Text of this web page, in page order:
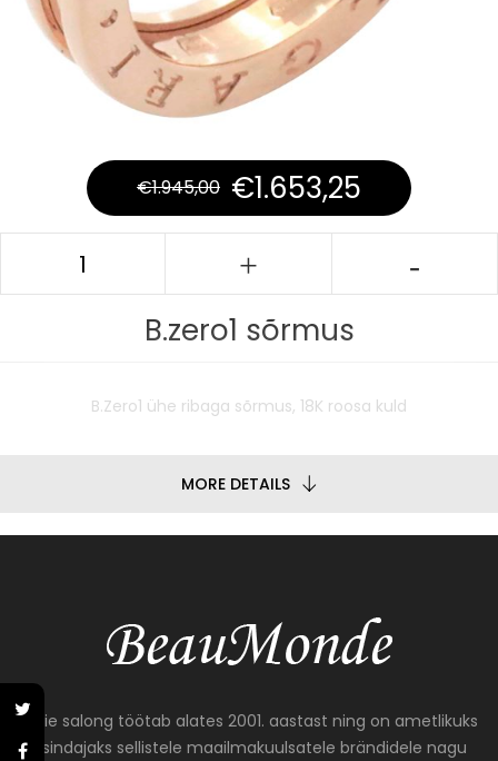
B.zero1 sõrmus
€1.945,00 €1.653,25
B.Zero1 ühe ribaga sõrmus, 18K roosa kuld
MORE DETAILS
Meie salong töötab alates 2001. aastast ning on ametlikuks
esindajaks sellistele maailmakuulsatele brändidele nagu